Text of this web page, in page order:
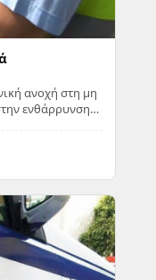
ανοχή στη μη
ενθάρρυνση